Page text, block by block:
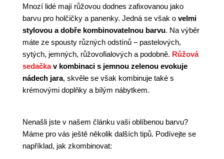
Mnozí lidé mají růžovou dodnes zafixovanou jako
barvu pro holčičky a panenky. Jedná se však o velmi
stylovou a dobře kombinovatelnou barvu. Na výběr
máte ze spousty různých odstínů – pastelových,
sytých, jemných, růžovofialových a podobně. Růžová
sedačkav kombinaci s jemnou zelenou evokuje
nádech jara, skvěle se však kombinuje také s
krémovými doplňky a bílým nábytkem.
Nenašli jste v našem článku vaši oblíbenou barvu?
Máme pro vás ještě několik dalších tipů. Podívejte se
například, jak zkombinovat: